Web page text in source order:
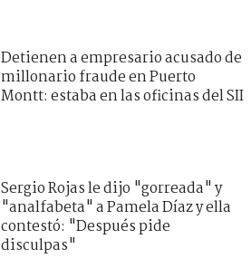
Detienen a empresario acusado de
millonario fraude en Puerto
Montt: estaba en las oficinas del SII
Sergio Rojas le dijo "gorreada" y
"analfabeta" a Pamela Díaz y ella
contestó: "Después pide
disculpas"